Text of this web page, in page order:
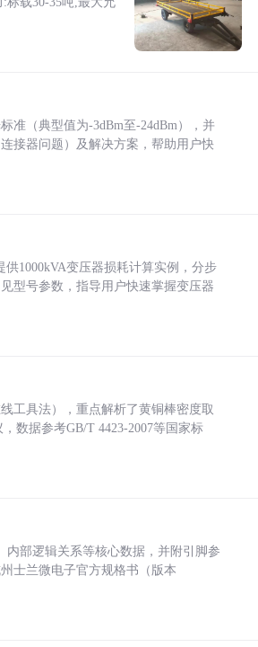
准（典型值为-3dBm至-24dBm），并
接器问题）及解决方案，帮助用户快
1000kVA变压器损耗计算实例，分步
型号参数，指导用户快速掌握变压器
工具法），重点解析了黄铜棒密度取
数据参考GB/T 4423-2007等国家标
内部逻辑关系等核心数据，并附引脚参
士兰微电子官方规格书（版本